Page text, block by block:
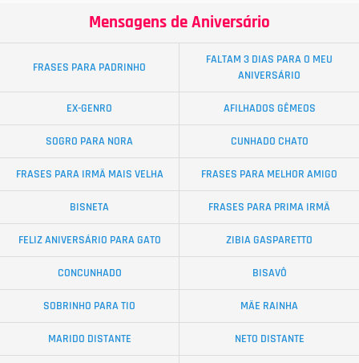
Mensagens de Aniversário
FRASES PARA PADRINHO
FALTAM 3 DIAS PARA O MEU
ANIVERSÁRIO
EX-GENRO AFILHADOS GÊMEOS
SOGRO PARA NORA CUNHADO CHATO
FRASES PARA IRMÃ MAIS VELHA FRASES PARA MELHOR AMIGO
BISNETA FRASES PARA PRIMA IRMÃ
FELIZ ANIVERSÁRIO PARA GATO ZIBIA GASPARETTO
CONCUNHADO BISAVÔ
SOBRINHO PARA TIO MÃE RAINHA
MARIDO DISTANTE NETO DISTANTE